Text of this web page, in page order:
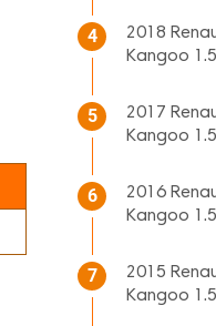
4
2018
Kangoo
5
2017
Kangoo
6
2016
Kangoo
7
2015
Kangoo